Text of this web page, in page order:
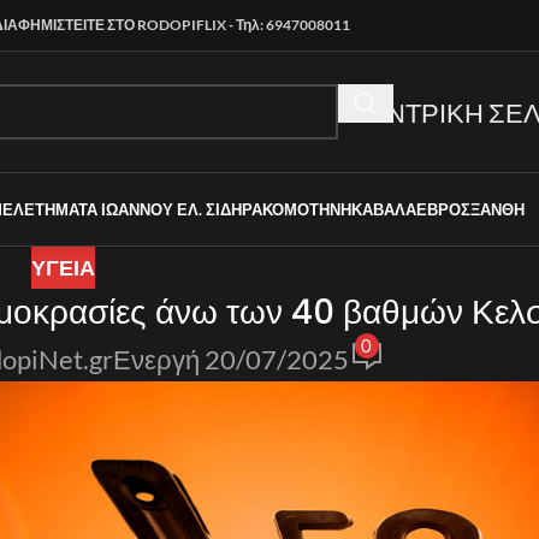
ΣΤΟ RODOPIFLIX - Τηλ: 6947008011
ΚΕΝΤΡΙΚΗ
ΙΩΑΝΝΟΥ ΕΛ. ΣΙΔΗΡΑΚΟΜΟΤΗΝΗΚΑΒΑΛΑΕΒΡΟΣΞΑΝΘΗ
ΥΓΕΙΑ
άνω των 40 βαθμών
Ενεργή 20/07/2025 0